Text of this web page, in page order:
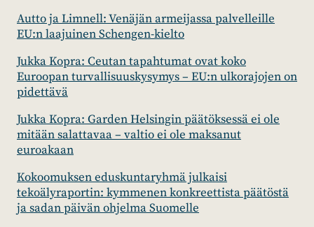
Autto ja Limnell: Venäjän armeijassa palvelleille
EU:n laajuinen Schengen-kielto
Jukka Kopra: Ceutan tapahtumat ovat koko
Euroopan turvallisuuskysymys – EU:n ulkorajojen on
pidettävä
Jukka Kopra: Garden Helsingin päätöksessä ei ole
mitään salattavaa – valtio ei ole maksanut
euroakaan
Kokoomuksen eduskuntaryhmä julkaisi
tekoälyraportin: kymmenen konkreettista päätöstä
ja sadan päivän ohjelma Suomelle